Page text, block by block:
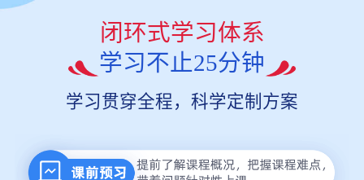
闭环式学习体系
学习不止25分钟
学习贯穿全程，科学定制方案